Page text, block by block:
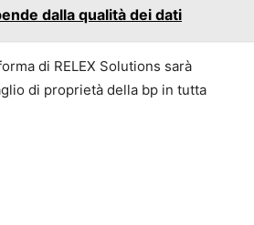
dalla qualità dei dati
di RELEX Solutions sarà
di proprietà della bp in tutta